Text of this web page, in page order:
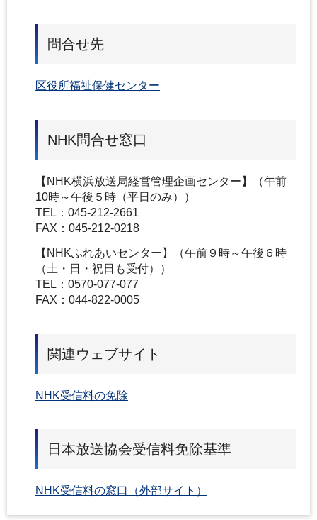
問合せ先
区役所福祉保健センター
NHK問合せ窓口
【NHK横浜放送局経営管理企画センター】（午前
10時～午後５時（平日のみ））
TEL：045-212-2661
FAX：045-212-0218
【NHKふれあいセンター】（午前９時～午後６時
（土・日・祝日も受付））
TEL：0570-077-077
FAX：044-822-0005
関連ウェブサイト
NHK受信料の免除
日本放送協会受信料免除基準
NHK受信料の窓口（外部サイト）